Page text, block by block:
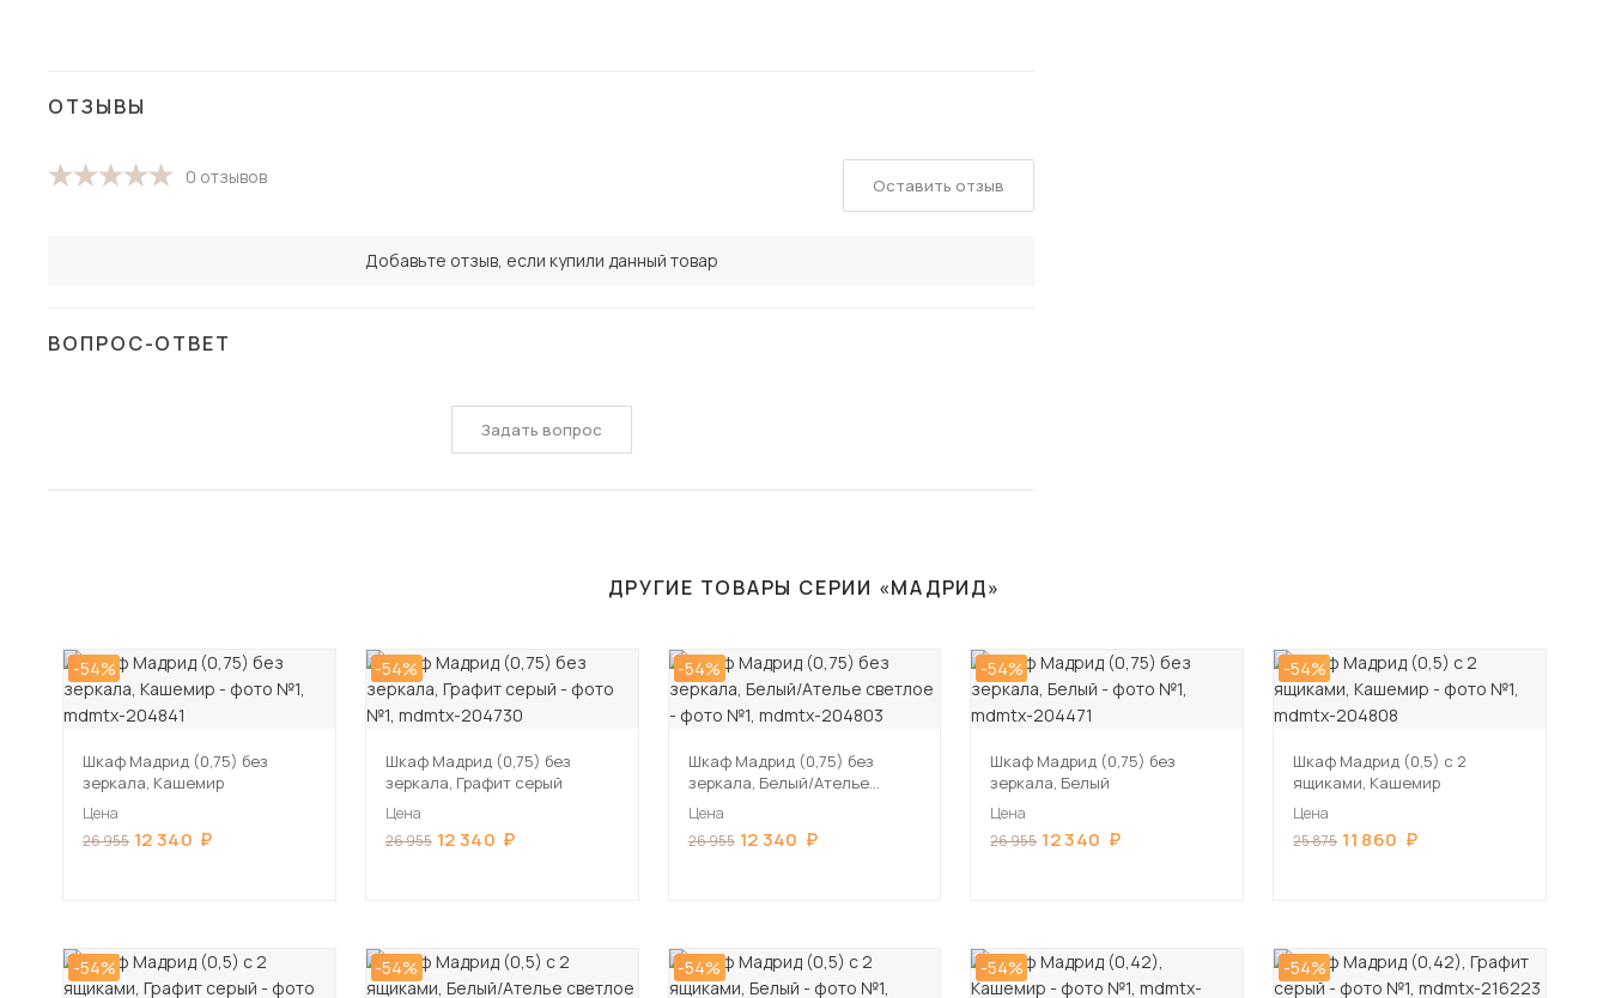
ОТЗЫВЫ
0 отзывов
Добавьте отзыв, если купили данный товар
Оставить отзыв
ВОПРОС-ОТВЕТ
Задать вопрос
ДРУГИЕ ТОВАРЫ СЕРИИ «МАДРИД»
-54%
Шкаф Мадрид (0,75) без
зеркала, Кашемир
Цена
26 955 12 340
-54%
Шкаф Мадрид (0,75) без
зеркала, Графит серый
Цена
26 955 12 340
-54%
Шкаф Мадрид (0,75) без
зеркала, Белый/Ателье
светлое
Цена
26 955 12 340
-54%
Шкаф Мадрид (0,75) без
зеркала, Белый
Цена
26 955 12 340
-54%
Шкаф Мадрид (0,5) с 2
ящиками, Кашемир
Цена
25 875 11 860
-54% -54% -54% -54% -54%